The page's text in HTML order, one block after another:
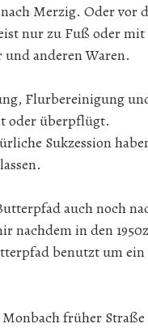
Merzig. Oder
nur zu Fuß oder
anderen Waren.
Flurbereinigung
oder überpflügt.
Sukzession
auch noch
nachdem in den
benutzt um
früher